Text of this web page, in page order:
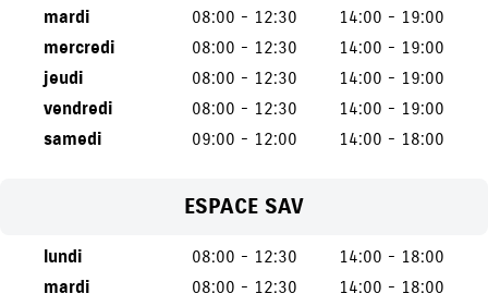
mardi
08:00 - 12:30
14:00 - 19:00
mercredi
08:00 - 12:30
14:00 - 19:00
jeudi
08:00 - 12:30
14:00 - 19:00
vendredi
08:00 - 12:30
14:00 - 19:00
samedi
09:00 - 12:00 14:00 - 18:00
ESPACE SAV
lundi 08:00 - 12:30
14:00 - 18:00
mardi
08:00 - 12:30
14:00 - 18:00